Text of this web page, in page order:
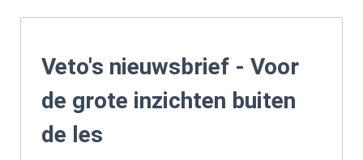
Veto's nieuwsbrief - Voor
de grote inzichten buiten
de les